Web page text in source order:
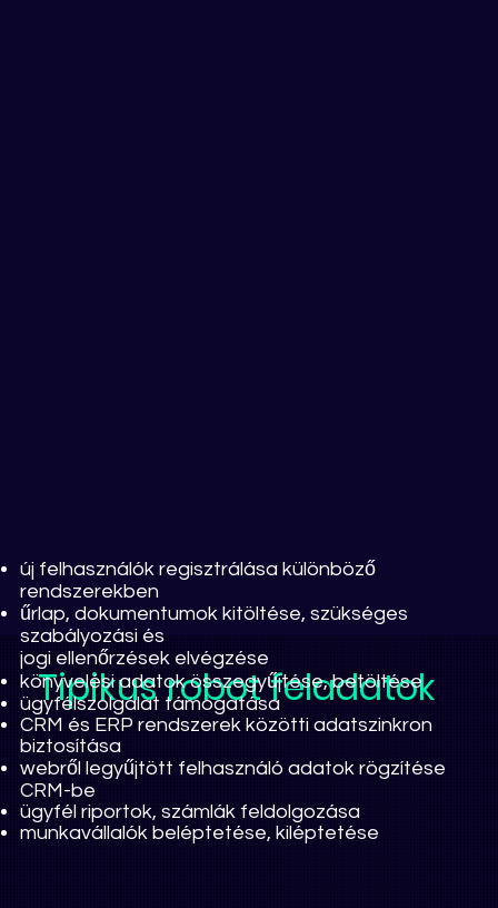
Tipikus robot feladatok
új felhasználók regisztrálása különböző
rendszerekben
űrlap, dokumentumok kitöltése, szükséges
szabályozási és
jogi ellenőrzések elvégzése
könyvelési adatok összegyűjtése, betöltése
ügyfélszolgálat támogatása
CRM és ERP rendszerek közötti adatszinkron
biztosítása
webről legyűjtött felhasználó adatok rögzítése
CRM-be
ügyfél riportok, számlák feldolgozása
munkavállalók beléptetése, kiléptetése